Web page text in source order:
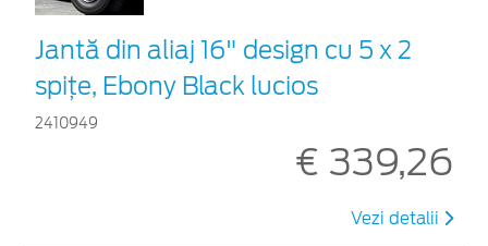
Jantă din aliaj 16" design cu 5 x 2
spițe, Ebony Black lucios
2410949
€ 339,26
Vezi detalii